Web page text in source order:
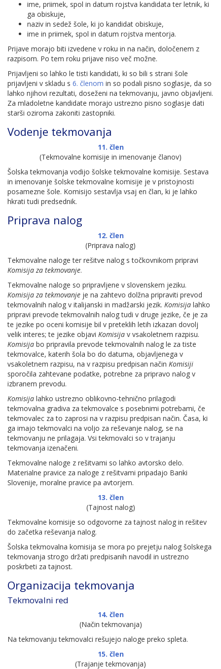
ime, priimek, spol in datum rojstva kandidata ter letnik, ki
ga obiskuje,
naziv in sedež šole, ki jo kandidat obiskuje,
ime in priimek, spol in datum rojstva mentorja.
Prijave morajo biti izvedene v roku in na način, določenem z
razpisom. Po tem roku prijave niso več možne.
Prijavljeni so lahko le tisti kandidati, ki so bili s strani šole
prijavljeni v skladu s 6. členom in so podali pisno soglasje, da so
lahko njihovi rezultati, doseženi na tekmovanju, javno objavljeni.
Za mladoletne kandidate morajo ustrezno pisno soglasje dati
starši oziroma zakoniti zastopniki.
Vodenje tekmovanja
11. člen
(Tekmovalne komisije in imenovanje članov)
Šolska tekmovanja vodijo šolske tekmovalne komisije. Sestava
in imenovanje šolske tekmovalne komisije je v pristojnosti
posamezne šole. Komisijo sestavlja vsaj en član, ki je lahko
hkrati tudi predsednik.
Priprava nalog
12. člen
(Priprava nalog)
Tekmovalne naloge ter rešitve nalog s točkovnikom pripravi
Komisija za tekmovanje.
Tekmovalne naloge so pripravljene v slovenskem jeziku.
Komisija za tekmovanje je na zahtevo dolžna pripraviti prevod
tekmovalnih nalog v italijanski in madžarski jezik. Komisija lahko
pripravi prevode tekmovalnih nalog tudi v druge jezike, če je za
te jezike po oceni komisije bil v preteklih letih izkazan dovolj
velik interes; te jezike objavi Komisija v vsakoletnem razpisu.
Komisija bo pripravila prevode tekmovalnih nalog le za tiste
tekmovalce, katerih šola bo do datuma, objavljenega v
vsakoletnem razpisu, na v razpisu predpisan način Komisiji
sporočila zahtevane podatke, potrebne za pripravo nalog v
izbranem prevodu.
Komisija lahko ustrezno oblikovno-tehnično prilagodi
tekmovalna gradiva za tekmovalce s posebnimi potrebami, če
tekmovalec za to zaprosi na v razpisu predpisan način. Časa, ki
ga imajo tekmovalci na voljo za reševanje nalog, se na
tekmovanju ne prilagaja. Vsi tekmovalci so v trajanju
tekmovanja izenačeni.
Tekmovalne naloge z rešitvami so lahko avtorsko delo.
Materialne pravice za naloge z rešitvami pripadajo Banki
Slovenije, moralne pravice pa avtorjem.
13. člen
(Tajnost nalog)
Tekmovalne komisije so odgovorne za tajnost nalog in rešitev
do začetka reševanja nalog.
Šolska tekmovalna komisija se mora po prejetju nalog šolskega
tekmovanja strogo držati predpisanih navodil in ustrezno
poskrbeti za tajnost.
Organizacija tekmovanja
Tekmovalni red
14. člen
(Način tekmovanja)
Na tekmovanju tekmovalci rešujejo naloge preko spleta.
15. člen
(Trajanje tekmovanja)